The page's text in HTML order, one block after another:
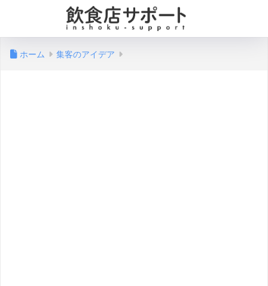
ホーム 集客のアイデア